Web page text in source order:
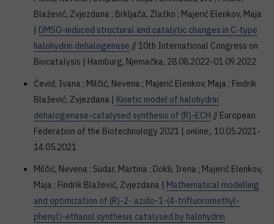
Blažević, Zvjezdana ; Brkljača, Zlatko ; Majerić Elenkov, Maja
| DMSO-induced structural and catalytic changes in C-type
halohydrin dehalogenase // 10th International Congress on
Biocatalysis | Hamburg, Njemačka, 28.08.2022-01.09.2022
Ćevid, Ivana ; Milčić, Nevena ; Majerić Elenkov, Maja ; Findrik
Blažević, Zvjezdana | Kinetic model of halohydrin
dehalogenase-catalysed synthesis of (R)-ECH // European
Federation of the Biotechnology 2021 | online;, 10.05.2021-
14.05.2021
Milčić, Nevena ; Sudar, Martina ; Dokli, Irena ; Majerić Elenkov,
Maja ; Findrik Blažević, Zvjezdana | Mathematical modelling
and optimization of (R)-2- azido-1-(4-trifluoromethyl-
phenyl)-ethanol synthesis catalysed by halohydrin